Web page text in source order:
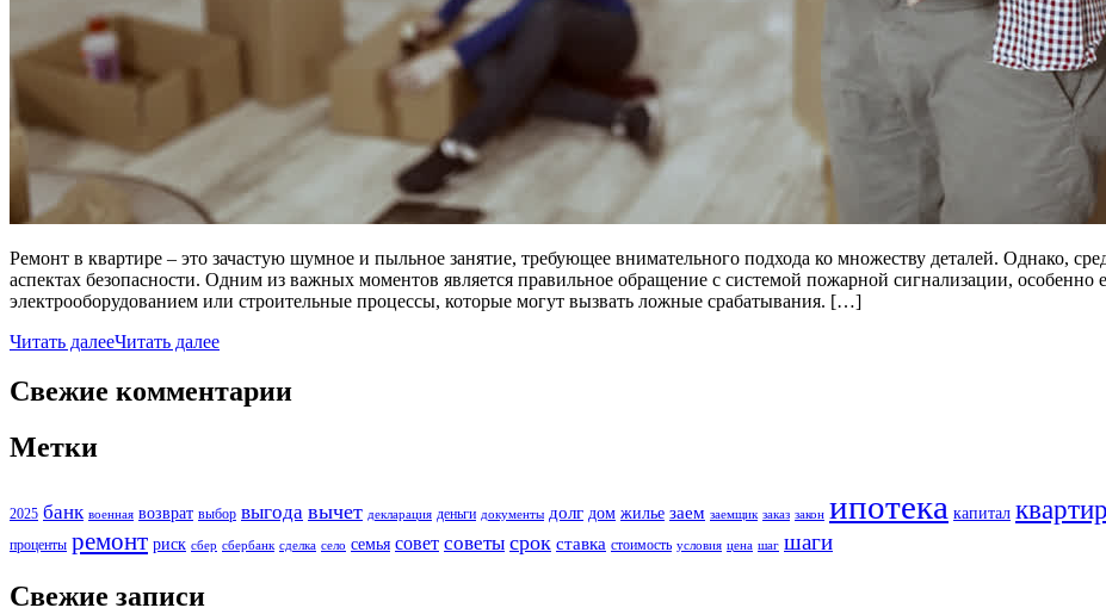
Ремонт в квартире – это зачастую шумное и пыльное занятие, требующее внимательного подхода ко множеству деталей. Однако,
аспектах безопасности. Одним из важных моментов является правильное обращение с системой пожарной сигнализации, особенно
электрооборудованием или строительные процессы, которые могут вызвать ложные срабатывания. […]
Читать далееЧитать далее
Свежие комментарии
Метки
2025 банк военная возврат выбор выгода вычет декларация деньги документы долг дом жилье заем заемщик заказ закон ипотека капитал
проценты ремонт риск сбер сбербанк сделка село семья совет советы срок ставка стоимость условия цена шаг шаги
Свежие записи